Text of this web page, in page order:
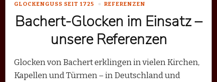
GLOCKENGUSS SEIT 1725 REFERENZEN
Bachert-Glocken im Einsatz –
unsere Referenzen
Glocken von Bachert erklingen in vielen Kirchen,
Kapellen und Türmen – in Deutschland und